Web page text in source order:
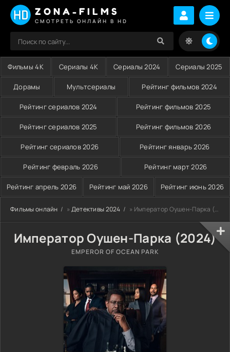
ZONA-FILMS
СМОТРЕТЬ ОНЛАЙН В HD
Фильмы 4K Сериалы 4K Сериалы 2024 Сериалы 2025
Дорамы Мультсериалы Рейтинг фильмов 2024
Рейтинг сериалов 2024 Рейтинг фильмов 2025
Рейтинг сериалов 2025 Рейтинг фильмов 2026
Рейтинг сериалов 2026 Рейтинг январь 2026
Рейтинг февраль 2026 Рейтинг март 2026
Рейтинг апрель 2026 Рейтинг май 2026 Рейтинг июнь 2026
Фильмы онлайн » Детективы 2024 » Император Оушен-Парка (2024)
Император Оушен-Парка (2024)
EMPEROR OF OCEAN PARK